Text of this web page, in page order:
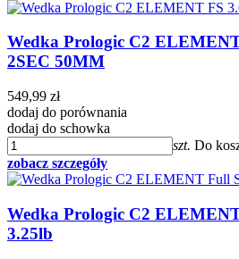
Wedka Prologic C2
2SEC 50MM
549,99 zł
dodaj do porównania
dodaj do schowka
szt. Do
zobacz szczegóły
Wedka Prologic C2
3.25lb